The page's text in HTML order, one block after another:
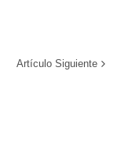
Artículo Siguiente